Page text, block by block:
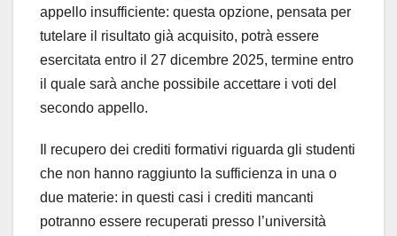
appello insufficiente: questa opzione, pensata per
tutelare il risultato già acquisito, potrà essere
esercitata entro il 27 dicembre 2025, termine entro
il quale sarà anche possibile accettare i voti del
secondo appello.
Il recupero dei crediti formativi riguarda gli studenti
che non hanno raggiunto la sufficienza in una o
due materie: in questi casi i crediti mancanti
potranno essere recuperati presso l’università